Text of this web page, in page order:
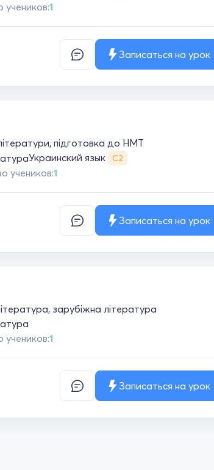
учеников:1
Записаться на урок
підготовка до НМТ
Украинский язык С2
учеников:1
Записаться на урок
зарубіжна література
учеников:1
Записаться на урок